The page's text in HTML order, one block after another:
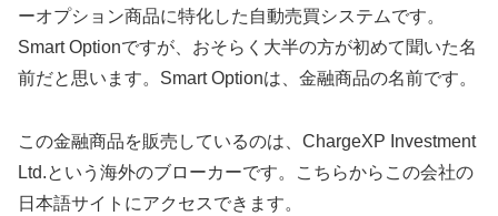
ーオプション商品に特化した自動売買システムです。
Smart Optionですが、おそらく大半の方が初めて聞いた名
前だと思います。Smart Optionは、金融商品の名前です。
この金融商品を販売しているのは、ChargeXP Investment
Ltd.という海外のブローカーです。こちらからこの会社の
日本語サイトにアクセスできます。